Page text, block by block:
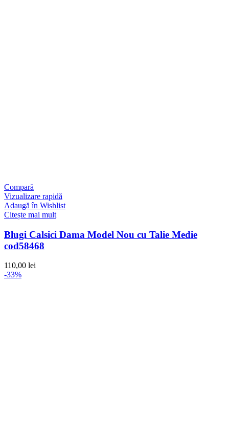
Compară
Vizualizare rapidă
Adaugă în Wishlist
Citește mai mult
Blugi Calsici Dama Model Nou cu Talie Medie
cod58468
110,00 lei
-33%